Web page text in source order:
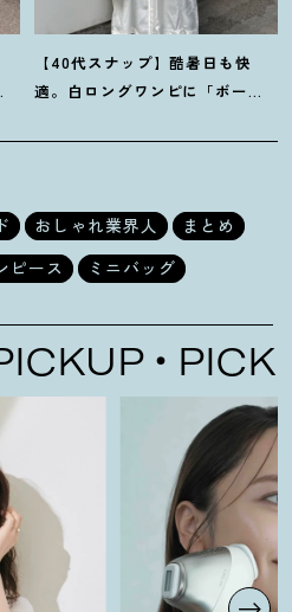
【40代スナップ】酷暑日も快
適。白ロングワンピに「ボー
美緒さん
おしゃれ業界人
まとめ
ピース ミニバッグ
PICKUP